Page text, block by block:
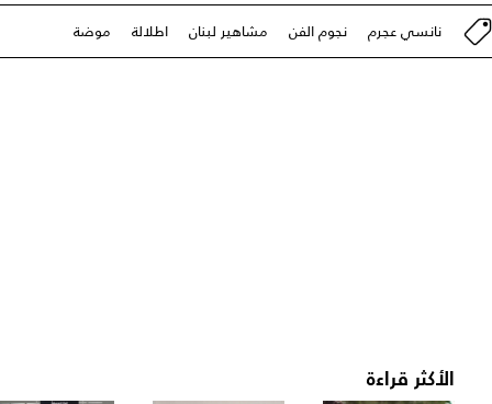
نانسي عجرم نجوم الفن مشاهير لبنان اطلالة موضة
الأكثر قراءة